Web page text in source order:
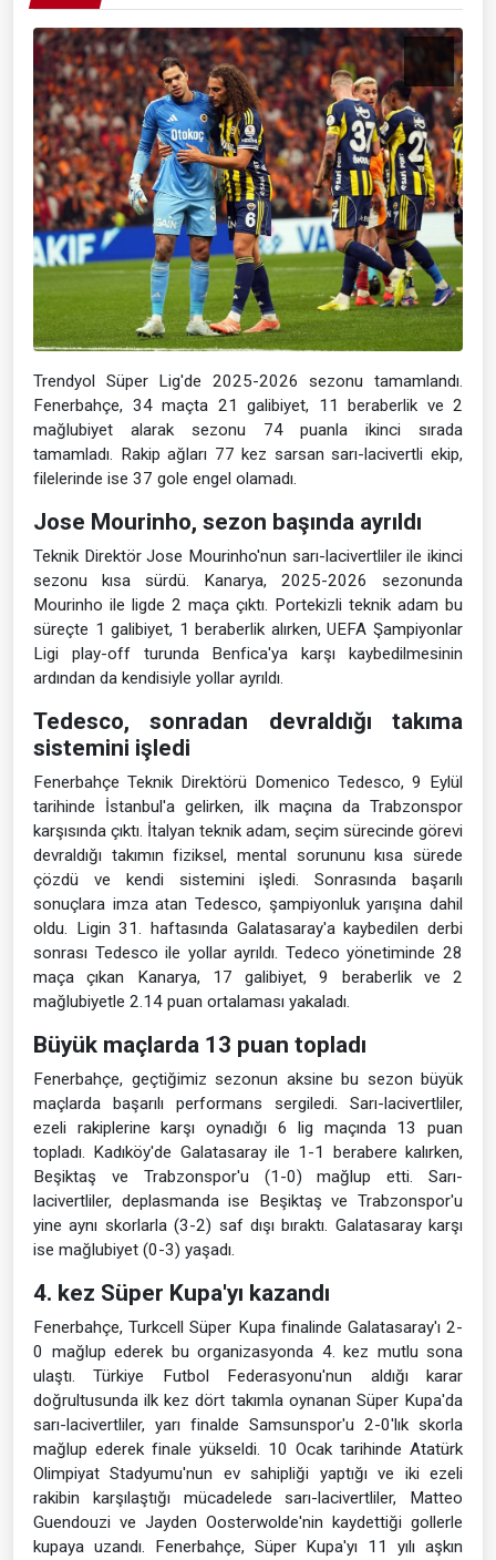
Trendyol Süper Lig'de 2025-2026 sezonu tamamlandı.
Fenerbahçe, 34 maçta 21 galibiyet, 11 beraberlik ve 2
mağlubiyet alarak sezonu 74 puanla ikinci sırada
tamamladı. Rakip ağları 77 kez sarsan sarı-lacivertli ekip,
filelerinde ise 37 gole engel olamadı.
Jose Mourinho, sezon başında ayrıldı
Teknik Direktör Jose Mourinho'nun sarı-lacivertliler ile ikinci
sezonu kısa sürdü. Kanarya, 2025-2026 sezonunda
Mourinho ile ligde 2 maça çıktı. Portekizli teknik adam bu
süreçte 1 galibiyet, 1 beraberlik alırken, UEFA Şampiyonlar
Ligi play-off turunda Benfica'ya karşı kaybedilmesinin
ardından da kendisiyle yollar ayrıldı.
Tedesco, sonradan devraldığı takıma
sistemini işledi
Fenerbahçe Teknik Direktörü Domenico Tedesco, 9 Eylül
tarihinde İstanbul'a gelirken, ilk maçına da Trabzonspor
karşısında çıktı. İtalyan teknik adam, seçim sürecinde görevi
devraldığı takımın fiziksel, mental sorununu kısa sürede
çözdü ve kendi sistemini işledi. Sonrasında başarılı
sonuçlara imza atan Tedesco, şampiyonluk yarışına dahil
oldu. Ligin 31. haftasında Galatasaray'a kaybedilen derbi
sonrası Tedesco ile yollar ayrıldı. Tedeco yönetiminde 28
maça çıkan Kanarya, 17 galibiyet, 9 beraberlik ve 2
mağlubiyetle 2.14 puan ortalaması yakaladı.
Büyük maçlarda 13 puan topladı
Fenerbahçe, geçtiğimiz sezonun aksine bu sezon büyük
maçlarda başarılı performans sergiledi. Sarı-lacivertliler,
ezeli rakiplerine karşı oynadığı 6 lig maçında 13 puan
topladı. Kadıköy'de Galatasaray ile 1-1 berabere kalırken,
Beşiktaş ve Trabzonspor'u (1-0) mağlup etti. Sarı-
lacivertliler, deplasmanda ise Beşiktaş ve Trabzonspor'u
yine aynı skorlarla (3-2) saf dışı bıraktı. Galatasaray karşı
ise mağlubiyet (0-3) yaşadı.
4. kez Süper Kupa'yı kazandı
Fenerbahçe, Turkcell Süper Kupa finalinde Galatasaray'ı 2-
0 mağlup ederek bu organizasyonda 4. kez mutlu sona
ulaştı. Türkiye Futbol Federasyonu'nun aldığı karar
doğrultusunda ilk kez dört takımla oynanan Süper Kupa'da
sarı-lacivertliler, yarı finalde Samsunspor'u 2-0'lık skorla
mağlup ederek finale yükseldi. 10 Ocak tarihinde Atatürk
Olimpiyat Stadyumu'nun ev sahipliği yaptığı ve iki ezeli
rakibin karşılaştığı mücadelede sarı-lacivertliler, Matteo
Guendouzi ve Jayden Oosterwolde'nin kaydettiği gollerle
kupaya uzandı. Fenerbahçe, Süper Kupa'yı 11 yılı aşkın